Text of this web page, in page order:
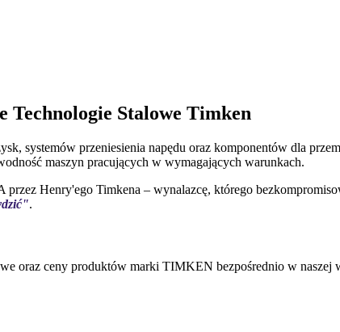
Technologie Stalowe Timken
systemów przeniesienia napędu oraz komponentów dla
maszyn pracujących w wymagających warunkach.
przez Henry'ego Timkena – wynalazcę, którego
.
oraz ceny produktów marki TIMKEN bezpośrednio w